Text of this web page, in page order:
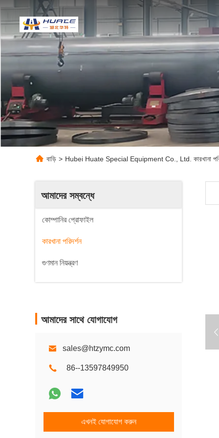
বাড়ি > Hubei Huate Special Equipment Co., Ltd. কারখানা
আমাদের সম্বন্ধে
কোম্পানির প্রোফাইল
কারখানা পরিদর্শন
গুণমান নিয়ন্ত্রণ
আমাদের সাথে যোগাযোগ
sales@htzymc.com
86--13597849950
এখনই যোগাযোগ করুন